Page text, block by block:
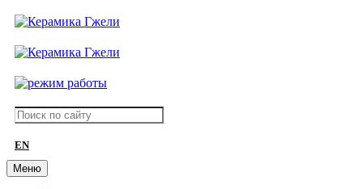
EN
Меню